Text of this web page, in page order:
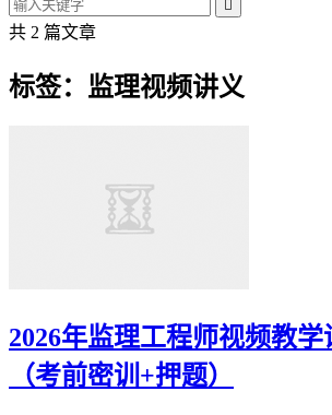

共 2 篇文章
标签：监理视频讲义
2026年监理工程师视频教
（考前密训+押题）